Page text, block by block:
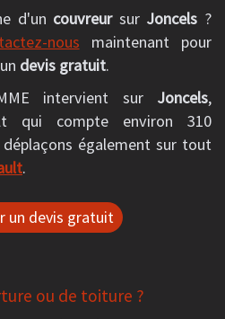
d'un couvreursur Joncels ?
nous maintenant pour
devis gratuit.
intervient sur Joncels,
qui compte environ 310
également sur tout
.
un devis gratuit
ou de toiture ?